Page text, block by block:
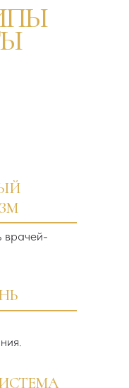
врачей-